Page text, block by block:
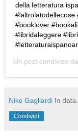
della letteratura
#laltrolatodellecose
#booklover
#libridaleggere
Un post condiviso da
Nike Gagliardi In
Condividi